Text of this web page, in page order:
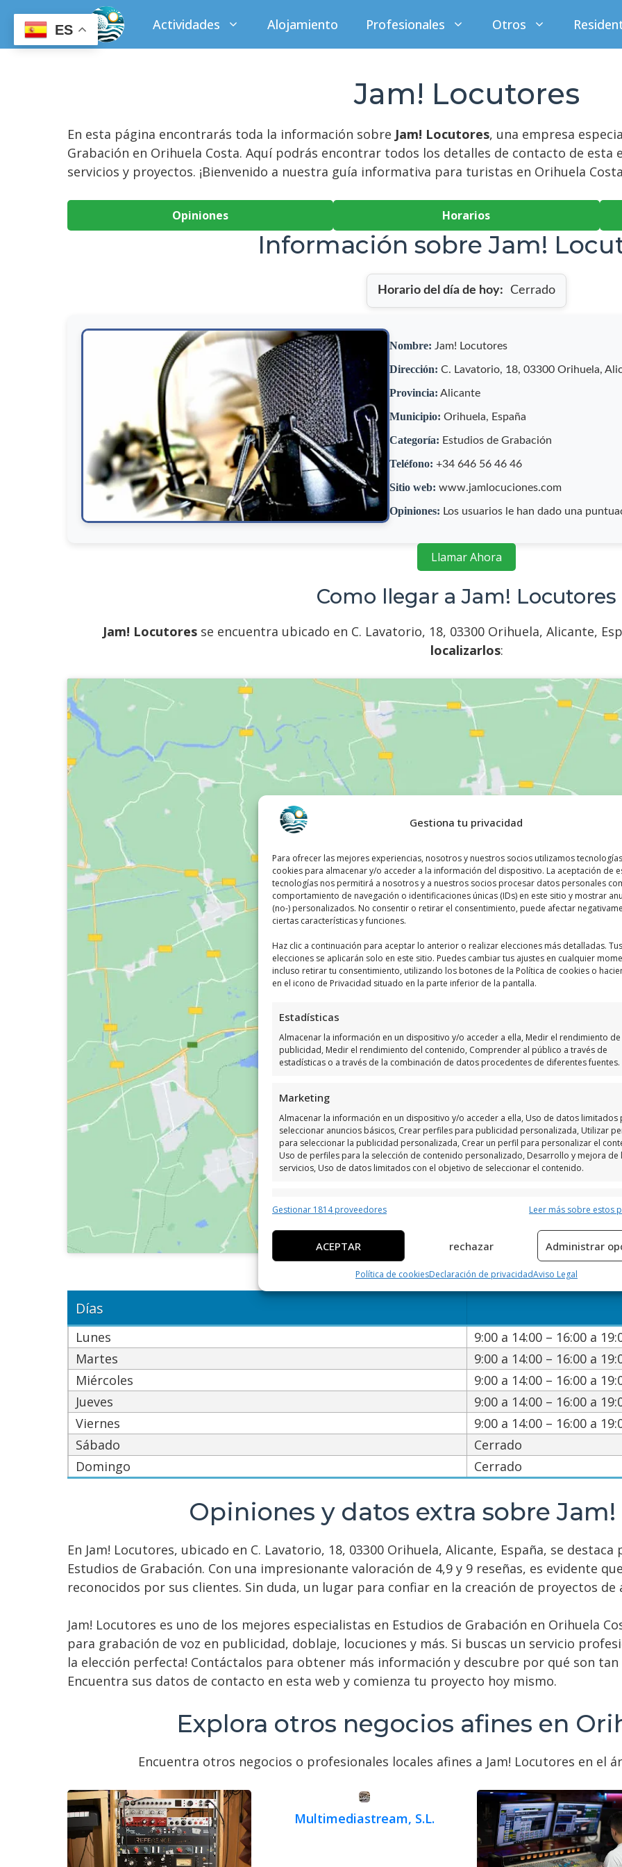
Gestiona tu privacidad
Para ofrecer las mejores experiencias, nosotros y nuestros socios utilizamos
cookies para almacenar y/o acceder a la información del dispositivo. La aceptación de
tecnologías nos permitirá a nosotros y a nuestros socios procesar datos personales
comportamiento de navegación o identificaciones únicas (IDs) en este sitio y mostrar
(no-) personalizados. No consentir o retirar el consentimiento, puede afectar
ciertas características y funciones.
Haz clic a continuación para aceptar lo anterior o realizar elecciones más detalladas. Tus
elecciones se aplicarán solo en este sitio. Puedes cambiar tus ajustes en cualquier
incluso retirar tu consentimiento, utilizando los botones de la Política de cookies o
en el icono de Privacidad situado en la parte inferior de la pantalla.
Estadísticas
Almacenar la información en un dispositivo y/o acceder a ella, Medir el rendimiento de
publicidad, Medir el rendimiento del contenido, Comprender al público a través de
estadísticas o a través de la combinación de datos procedentes de diferentes fuentes.
Marketing
Almacenar la información en un dispositivo y/o acceder a ella, Uso de datos limitados
seleccionar anuncios básicos, Crear perfiles para publicidad personalizada, Utilizar
para seleccionar la publicidad personalizada, Crear un perfil para personalizar el
Uso de perfiles para la selección de contenido personalizado, Desarrollo y mejora de
servicios, Uso de datos limitados con el objetivo de seleccionar el contenido.
Características
Vincular diferentes dispositivos, Identificación de dispositivos en función de la
información transmitida de forma automática.
Utilizar datos de localización geográfica precisa, Identificar los
dispositivos en función de la información solicitada activamente.
Garantizar la seguridad, evitar y detectar fraudes, y eliminar
fallos, Ofrecer y presentar publicidad y contenido, Guardar y
comunicar las preferencias de privacidad.
Gestionar 1814 proveedores Leer más sobre estos
ACEPTAR rechazar Administrar
Política de cookiesDeclaración de privacidadAviso Legal
contenido
Actividades Alojamiento Profesionales Otros
Jam! Locutores
En esta página encontrarás toda la información sobre Jam! Locutores, una empresa
Grabación en Orihuela Costa. Aquí podrás encontrar todos los detalles de contacto de esta
servicios y proyectos. ¡Bienvenido a nuestra guía informativa para turistas en Orihuela
Opiniones Horarios
Información sobre Jam!
Horario del día de hoy: Cerrado
Nombre: Jam! Locutores
Dirección: C. Lavatorio, 18, 03300 Orihuela,
Provincia: Alicante
Municipio: Orihuela, España
Categoría: Estudios de Grabación
Teléfono: +34 646 56 46 46
Sitio web: www.jamlocuciones.com
Opiniones: Los usuarios le han dado una
Llamar Ahora
Como llegar a Jam! Locutores
Jam! Locutoresse encuentra ubicado en C. Lavatorio, 18, 03300 Orihuela, Alicante,
localizarlos:
Haz clic para aceptar márketing cookies y
habilitar este contenido
Horario de servicio de Jam!
Días
Lunes
9:00 a 14:00 – 16:00 a
Martes
9:00 a 14:00 – 16:00 a
Miércoles
9:00 a 14:00 – 16:00 a
Jueves
9:00 a 14:00 – 16:00 a
Viernes
9:00 a 14:00 – 16:00 a
Sábado
Cerrado
Domingo
Cerrado
Opiniones y datos extra sobre
En Jam! Locutores, ubicado en C. Lavatorio, 18, 03300 Orihuela, Alicante, España, se
Estudios de Grabación. Con una impresionante valoración de 4,9 y 9 reseñas, es evidente
reconocidos por sus clientes. Sin duda, un lugar para confiar en la creación de proyectos de
Jam! Locutores es uno de los mejores especialistas en Estudios de Grabación en Orihuela
para grabación de voz en publicidad, doblaje, locuciones y más. Si buscas un servicio
la elección perfecta! Contáctalos para obtener más información y descubre por qué son
Encuentra sus datos de contacto en esta web y comienza tu proyecto hoy mismo.
Explora otros negocios afines en
Encuentra otros negocios o profesionales locales afines a Jam! Locutores en el
Multimediastream, S.L.
ES